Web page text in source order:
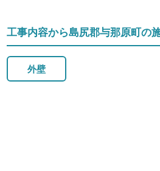
工事内容から島尻郡与那原町の
外壁